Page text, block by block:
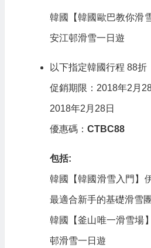
韓國【韓國歐巴教你滑
安江邨滑雪一日遊
以下指定韓國行程 88折
促銷期限：2018年2月
2018年2月28日
優惠碼： CTBC88
包括:
韓國【韓國滑雪入門】
最適合新手的基礎滑雪團
韓國【釜山唯一滑雪場
邨滑雪一日遊